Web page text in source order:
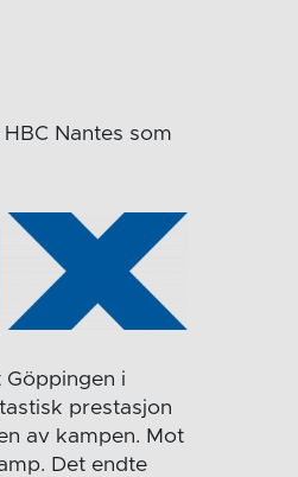
Nantes som
i
prestasjon
av kampen. Mot
Det endte